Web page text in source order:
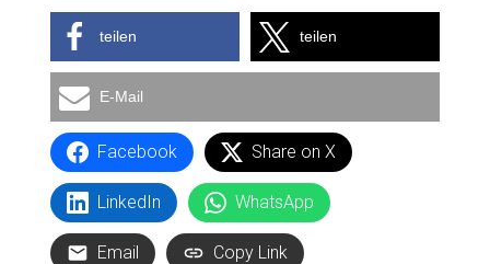
teilen teilen
E-Mail
Facebook Share on X
LinkedIn WhatsApp
Email Copy Link